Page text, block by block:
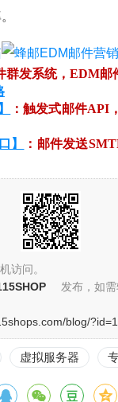
群发系统，EDM
：触发式邮件API
】
：邮件发送
访问。
发布，如
blog/
虚拟服务器